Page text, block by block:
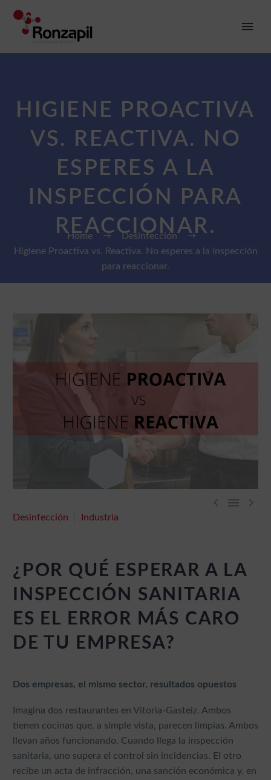
HIGIENE PROACTIVA
VS. REACTIVA. NO
ESPERES A LA
INSPECCIÓN PARA
REACCIONAR.
Home
Desinfección
Higiene Proactiva vs. Reactiva. No esperes a la inspección
para reaccionar.
  
Desinfección Industria
¿POR QUÉ ESPERAR A LA
INSPECCIÓN SANITARIA
ES EL ERROR MÁS CARO
DE TU EMPRESA?
Dos empresas, el mismo sector, resultados opuestos
Imagina dos restaurantes en Vitoria-Gasteiz. Ambos
tienen cocinas que, a simple vista, parecen limpias. Ambos
llevan años funcionando. Cuando llega la inspección
sanitaria, uno supera el control sin incidencias. El otro
recibe un acta de infracción, una sanción económica y, en